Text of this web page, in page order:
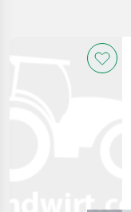
Kategorija 4